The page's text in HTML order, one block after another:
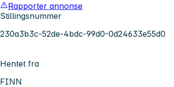
Rapporter annonse
Stillingsnummer
230a3b3c-52de-4bdc-99d0-0d24633e55d0
Hentet fra
FINN